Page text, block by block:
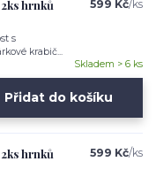
hrnků
s
krabič...
599 Kč/ks
Skladem > 6 ks
Přidat do košíku
hrnků
599 Kč/ks